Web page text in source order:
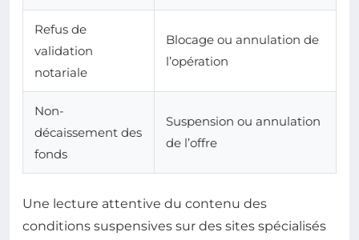
Refus de
validation
notariale
Blocage ou annulation de
l’opération
Non-
décaissement des
fonds
Suspension ou annulation
de l’offre
Une lecture attentive du contenu des
conditions suspensives sur des sites spécialisés